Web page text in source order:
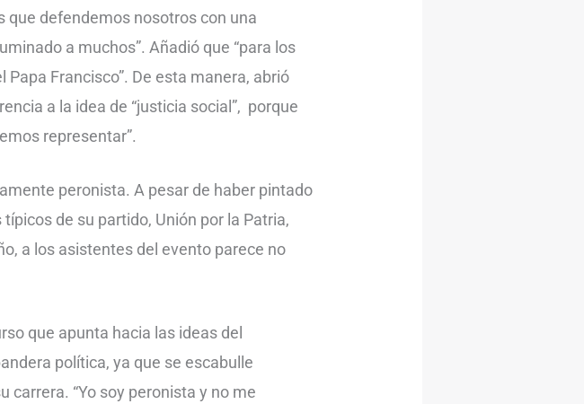
que defendemos nosotros con una
a muchos”. Añadió que “para los
Francisco”. De esta manera, abrió
a la idea de “justicia social”, porque
representar”.
peronista. A pesar de haber pintado
de su partido, Unión por la Patria,
a los asistentes del evento parece no
que apunta hacia las ideas del
política, ya que se escabulle
“Yo soy peronista y no me